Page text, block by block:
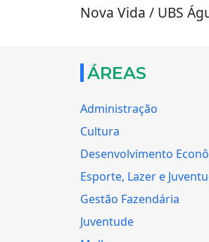
Nova Vida / UBS
ÁREAS
Administração
Cultura
Desenvolvimento
Esporte, Lazer e
Gestão Fazendária
Juventude